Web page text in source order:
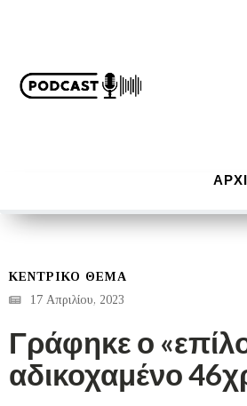
ΚΕΝΤΡΙΚΟ ΘΕΜΑ
17 Απριλίου, 2023
Γράφηκε ο
αδικοχαμένο